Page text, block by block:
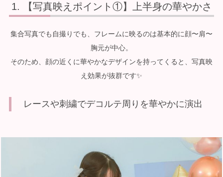
【写真映えポイント①】上半身の華やかさ
集合写真でも自撮りでも、フレームに映るのは基本的に顔〜肩〜
胸元が中心。
そのため、顔の近くに華やかなデザインを持ってくると、写真映
え効果が抜群です✨
レースや刺繍でデコルテ周りを華やかに演出